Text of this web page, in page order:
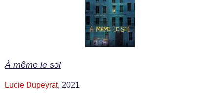
À même le sol
Lucie Dupeyrat, 2021